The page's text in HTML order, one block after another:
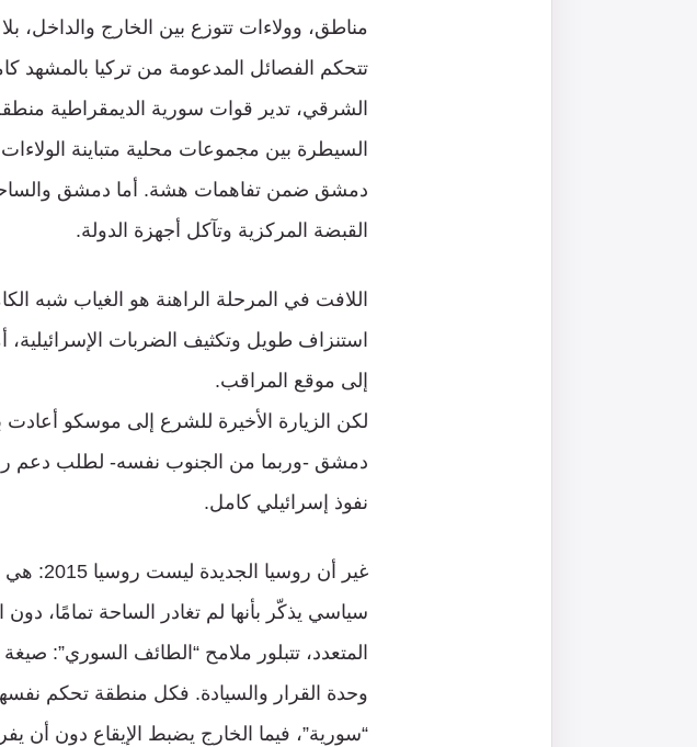
مناطق، وولاءات تتوزع بين الخارج والداخل،
تتحكم الفصائل المدعومة من تركيا بالمشهد
الشرقي، تدير قوات سورية الديمقراطية
السيطرة بين مجموعات محلية متباينة
دمشق ضمن تفاهمات هشة. أما دمشق
القبضة المركزية وتآكل أجهزة الدولة.
اللافت في المرحلة الراهنة هو الغياب شبه
استنزاف طويل وتكثيف الضربات الإسرائيلية،
إلى موقع المراقب.
لكن الزيارة الأخيرة للشرع إلى موسكو
دمشق -وربما من الجنوب نفسه- لطلب دعم
نفوذ إسرائيلي كامل.
غير أن
سياسي يذكّر بأنها لم تغادر الساحة تمامًا،
المتعدد، تتبلور ملامح “الطائف السوري”:
وحدة القرار والسيادة. فكل منطقة تحكم
“سورية”، فيما الخارج يضبط الإيقاع دون أن